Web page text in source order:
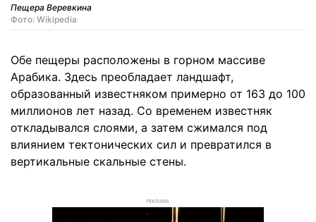
Пещера Веревкина
Фото: Wikipedia
Обе пещеры расположены в горном массиве
Арабика. Здесь преобладает ландшафт,
образованный известняком примерно от 163 до 100
миллионов лет назад. Со временем известняк
откладывался слоями, а затем сжимался под
влиянием тектонических сил и превратился в
вертикальные скальные стены.
РЕКЛАМА